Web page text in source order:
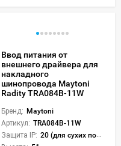
Ввод питания от
внешнего драйвера для
накладного
шинопровода Maytoni
Radity TRA084B-11W
Бренд: Maytoni
Артикул: TRA084B-11W
Защита IP: 20 (для сухих пом.)